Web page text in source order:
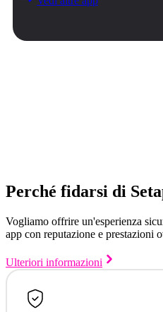
Perché fidarsi di
Vogliamo offrire un'esperienza
app con reputazione e prestazioni
Ulteriori informazioni